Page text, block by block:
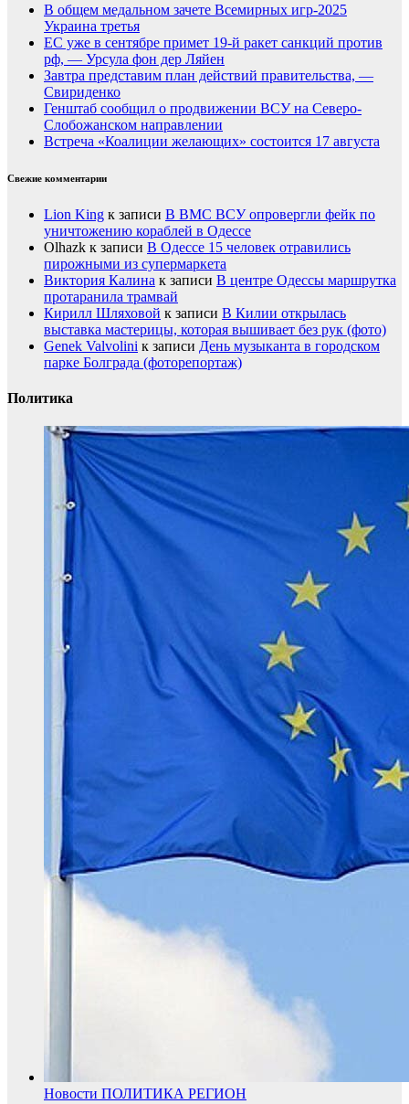
В общем медальном зачете Всемирных игр-2025
Украина третья
ЕС уже в сентябре примет 19-й ракет санкций против
рф, — Урсула фон дер Ляйен
Завтра представим план действий правительства, —
Свириденко
Генштаб сообщил о продвижении ВСУ на Северо-
Слобожанском направлении
Встреча «Коалиции желающих» состоится 17 августа
Свежие комментарии
Lion King к записи В ВМС ВСУ опровергли фейк по
уничтожению кораблей в Одессе
Olhazk к записи В Одессе 15 человек отравились
пирожными из супермаркета
Виктория Калина к записи В центре Одессы маршрутка
протаранила трамвай
Кирилл Шляховой к записи В Килии открылась
выставка мастерицы, которая вышивает без рук (фото)
Genek Valvolini к записи День музыканта в городском
парке Болграда (фоторепортаж)
Политика
Новости ПОЛИТИКА РЕГИОН